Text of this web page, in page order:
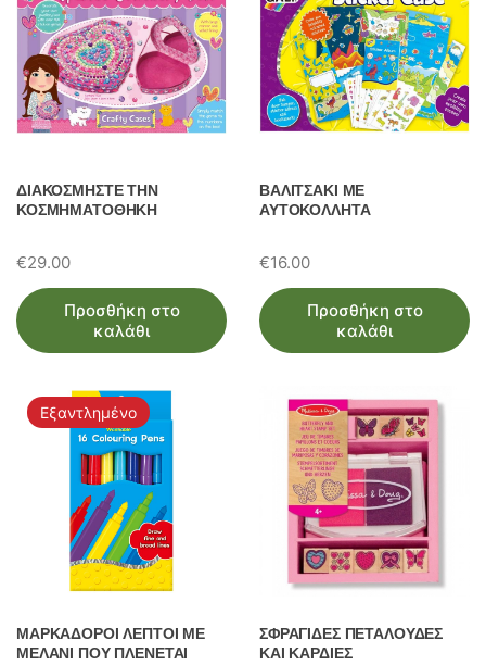
ΔΙΑΚΟΣΜΗΣΤΕ ΤΗΝ
ΚΟΣΜΗΜΑΤΟΘΗΚΗ
€29.00
Προσθήκη στο
καλάθι
ΒΑΛΙΤΣΑΚΙ ΜΕ
ΑΥΤΟΚΟΛΛΗΤΑ
€16.00
Προσθήκη στο
καλάθι
Εξαντλημένο
ΜΑΡΚΑΔΟΡΟΙ ΛΕΠΤΟΙ ΜΕ
ΜΕΛΑΝΙ ΠΟΥ ΠΛΕΝΕΤΑΙ
ΣΦΡΑΓΙΔΕΣ ΠΕΤΑΛΟΥΔΕΣ
ΚΑΙ ΚΑΡΔΙΕΣ